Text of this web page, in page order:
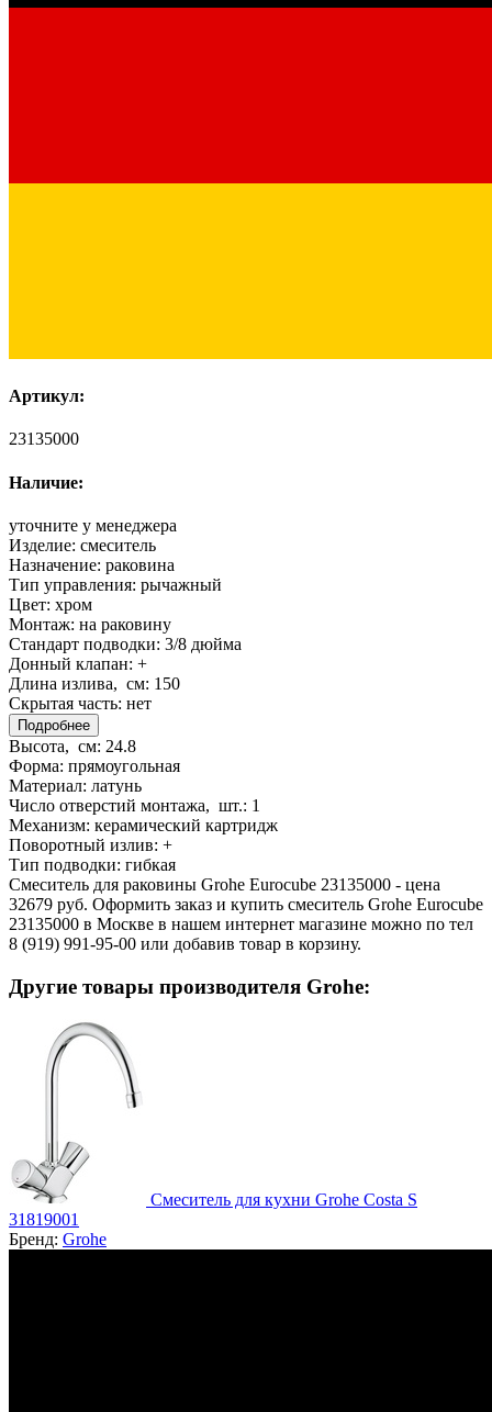
Артикул:
23135000
Наличие:
уточните у менеджера
Изделие: смеситель
Назначение: раковина
Тип управления: рычажный
Цвет: хром
Монтаж: на раковину
Стандарт подводки: 3/8 дюйма
Донный клапан: +
Длина излива, см: 150
Скрытая часть: нет
Подробнее
Высота, см: 24.8
Форма: прямоугольная
Материал: латунь
Число отверстий монтажа, шт.: 1
Механизм: керамический картридж
Поворотный излив: +
Тип подводки: гибкая
Смеситель для раковины Grohe Eurocube 23135000 - цена
32679 руб. Оформить заказ и купить смеситель Grohe Eurocube
23135000 в Москве в нашем интернет магазине можно по тел
8 (919) 991-95-00 или добавив товар в корзину.
Другие товары производителя Grohe:
Смеситель для кухни Grohe Costa S
31819001
Бренд: Grohe